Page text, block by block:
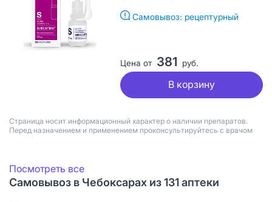
Самовывоз: рецептурный
Цена от 381 руб.
В корзину
Страница носит информационный характер о наличии препаратов.
Перед назначением и применением проконсультируйтесь с врачом
Посмотреть все
Самовывоз в Чебоксарах из 131 аптеки